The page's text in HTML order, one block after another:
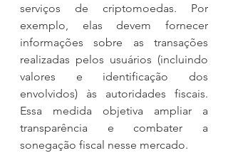
serviços de criptomoedas. Por
exemplo, elas devem fornecer
informações sobre as transações
realizadas pelos usuários (incluindo
valores e identificação dos
envolvidos) às autoridades fiscais.
Essa medida objetiva ampliar a
transparência e combater a
sonegação fiscal nesse mercado.